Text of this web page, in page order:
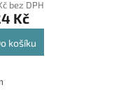
bez DPH
Kč
košíku